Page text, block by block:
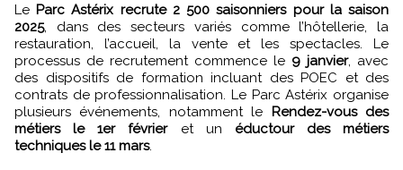
Le Parc Astérix recrute 2 500 saisonniers pour la saison
2025, dans des secteurs variés comme l’hôtellerie, la
restauration, l’accueil, la vente et les spectacles. Le
processus de recrutement commence le 9 janvier, avec
des dispositifs de formation incluant des POEC et des
contrats de professionnalisation. Le Parc Astérix organise
plusieurs événements, notamment le Rendez-vous des
métiers le 1er févrieret un éductour des métiers
techniques le 11 mars.